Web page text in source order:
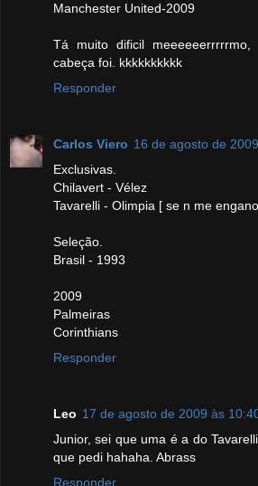
Manchester United-2009
Tá muito dificil
cabeça foi. kkkkkkkkkk
Responder
Carlos Viero 16 de agosto de
Exclusivas.
Chilavert - Vélez
Tavarelli - Olimpia [ se n me
Seleção.
Brasil - 1993
2009
Palmeiras
Corinthians
Responder
Leo 17 de agosto de 2009 às
Junior, sei que uma é a do
que pedi hahaha. Abrass
Responder